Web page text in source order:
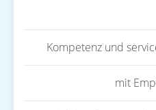
Kompetenz und
mit